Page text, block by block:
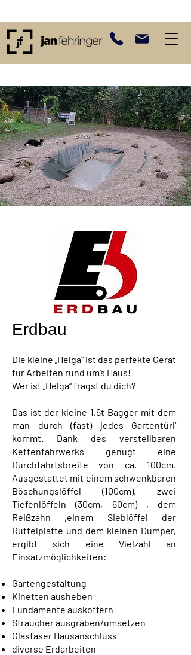
Erdbau
Die kleine „Helga“ ist das perfekte Gerät
für Arbeiten rund um’s Haus!
Wer ist „Helga“ fragst du dich?
Das ist der kleine 1,6t Bagger mit dem
man durch (fast) jedes Gartentürl‘
kommt. Dank des verstellbaren
Kettenfahrwerks genügt eine
Durchfahrtsbreite von ca. 100cm.
Ausgestattet mit einem schwenkbaren
Böschungslöffel (100cm), zwei
Tiefenlöffeln (30cm, 60cm) , dem
Reißzahn ,einem Sieblöffel der
Rüttelplatte und dem kleinen Dumper,
ergibt sich eine Vielzahl an
Einsatzmöglichkeiten:
Gartengestaltung
Kinetten ausheben
Fundamente auskoffern
Sträucher ausgraben/umsetzen
Glasfaser Hausanschluss
diverse Erdarbeiten